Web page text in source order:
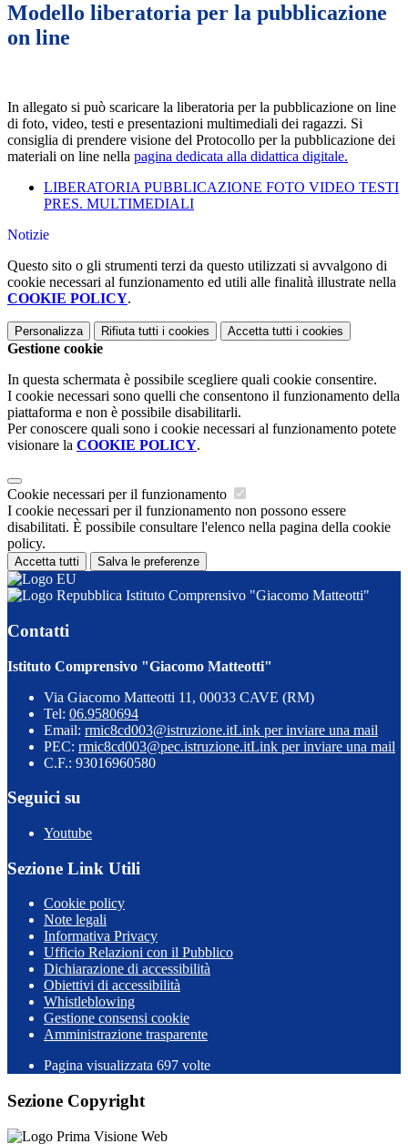
Modello liberatoria per la pubblicazione
on line
In allegato si può scaricare la liberatoria per la pubblicazione on line
di foto, video, testi e presentazioni multimediali dei ragazzi. Si
consiglia di prendere visione del Protocollo per la pubblicazione dei
materiali on line nella pagina dedicata alla didattica digitale.
LIBERATORIA PUBBLICAZIONE FOTO VIDEO TESTI
PRES. MULTIMEDIALI
Notizie
Questo sito o gli strumenti terzi da questo utilizzati si avvalgono di
cookie necessari al funzionamento ed utili alle finalità illustrate nella
COOKIE POLICY.
Personalizza Rifiuta tutti i cookies Accetta tutti i cookies
Gestione cookie
In questa schermata è possibile scegliere quali cookie consentire.
I cookie necessari sono quelli che consentono il funzionamento della
piattaforma e non è possibile disabilitarli.
Per conoscere quali sono i cookie necessari al funzionamento potete
visionare la COOKIE POLICY.
Cookie necessari per il funzionamento
I cookie necessari per il funzionamento non possono essere
disabilitati. È possibile consultare l'elenco nella pagina della cookie
policy.
Accetta tutti Salva le preferenze
Istituto Comprensivo "Giacomo Matteotti"
Contatti
Istituto Comprensivo "Giacomo Matteotti"
Via Giacomo Matteotti 11, 00033 CAVE (RM)
Tel: 06.9580694
Email: rmic8cd003@istruzione.itLink per inviare una mail
PEC: rmic8cd003@pec.istruzione.itLink per inviare una mail
C.F.: 93016960580
Seguici su
Youtube
Sezione Link Utili
Cookie policy
Note legali
Informativa Privacy
Ufficio Relazioni con il Pubblico
Dichiarazione di accessibilità
Obiettivi di accessibilità
Whistleblowing
Gestione consensi cookie
Amministrazione trasparente
Pagina visualizzata 697 volte
Sezione Copyright